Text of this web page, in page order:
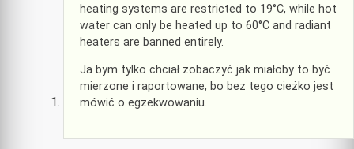
heating systems are restricted to 19°C, while hot
water can only be heated up to 60°C and radiant
heaters are banned entirely.
Ja bym tylko chciał zobaczyć jak miałoby to być
mierzone i raportowane, bo bez tego cieżko jest
mówić o egzekwowaniu.